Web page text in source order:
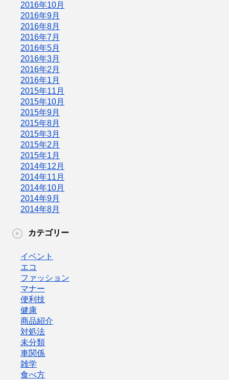
2016年10月
2016年9月
2016年8月
2016年7月
2016年5月
2016年3月
2016年2月
2016年1月
2015年11月
2015年10月
2015年9月
2015年8月
2015年3月
2015年2月
2015年1月
2014年12月
2014年11月
2014年10月
2014年9月
2014年8月
カテゴリー
イベント
エコ
ファッション
マナー
便利技
健康
商品紹介
対処法
未分類
車関係
雑学
食べ方